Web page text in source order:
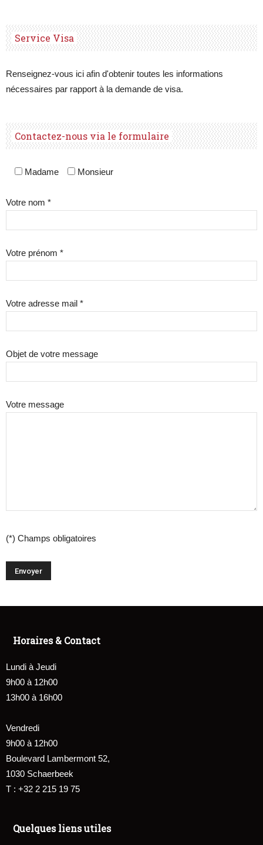
Service Visa
Renseignez-vous ici afin d'obtenir toutes les informations
nécessaires par rapport à la demande de visa.
Contactez-nous via le formulaire
Madame Monsieur
Votre nom *
Votre prénom *
Votre adresse mail *
Objet de votre message
Votre message
(*) Champs obligatoires
Horaires & Contact
Lundi à Jeudi
9h00 à 12h00
13h00 à 16h00
Vendredi
9h00 à 12h00
Boulevard Lambermont 52,
1030 Schaerbeek
T : +32 2 215 19 75
Quelques liens utiles